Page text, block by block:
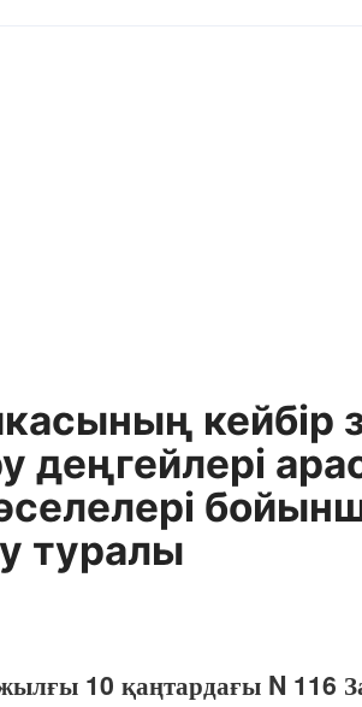
кейбір
деңгейлері
туралы
10 қаңтардағы N 116